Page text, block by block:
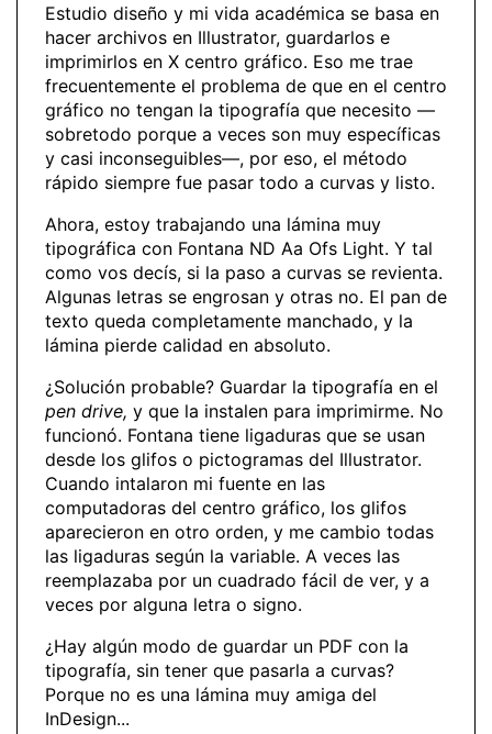
Estudio diseño y mi vida académica se basa en
hacer archivos en Illustrator, guardarlos e
imprimirlos en X centro gráfico. Eso me trae
frecuentemente el problema de que en el centro
gráfico no tengan la tipografía que necesito —
sobretodo porque a veces son muy específicas
y casi inconseguibles—, por eso, el método
rápido siempre fue pasar todo a curvas y listo.
Ahora, estoy trabajando una lámina muy
tipográfica con Fontana ND Aa Ofs Light. Y tal
como vos decís, si la paso a curvas se revienta.
Algunas letras se engrosan y otras no. El pan de
texto queda completamente manchado, y la
lámina pierde calidad en absoluto.
¿Solución probable? Guardar la tipografía en el
pen drive, y que la instalen para imprimirme. No
funcionó. Fontana tiene ligaduras que se usan
desde los glifos o pictogramas del Illustrator.
Cuando intalaron mi fuente en las
computadoras del centro gráfico, los glifos
aparecieron en otro orden, y me cambio todas
las ligaduras según la variable. A veces las
reemplazaba por un cuadrado fácil de ver, y a
veces por alguna letra o signo.
¿Hay algún modo de guardar un PDF con la
tipografía, sin tener que pasarla a curvas?
Porque no es una lámina muy amiga del
InDesign...